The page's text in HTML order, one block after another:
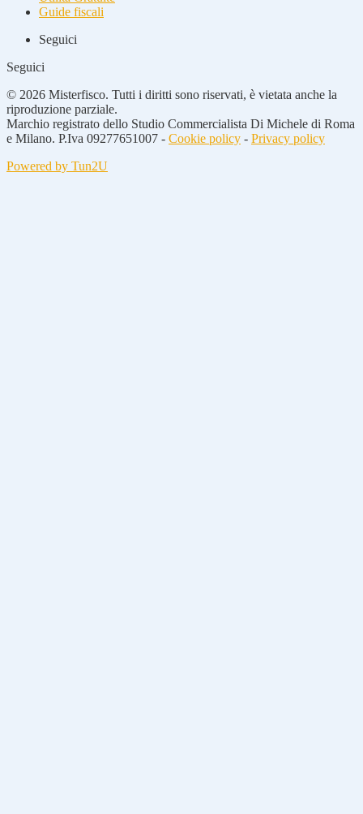
Guide fiscali
Seguici
Seguici
© 2026 Misterfisco. Tutti i diritti sono riservati, è vietata anche la
riproduzione parziale.
Marchio registrato dello Studio Commercialista Di Michele di Roma
e Milano. P.Iva 09277651007 - Cookie policy - Privacy policy
Powered by Tun2U